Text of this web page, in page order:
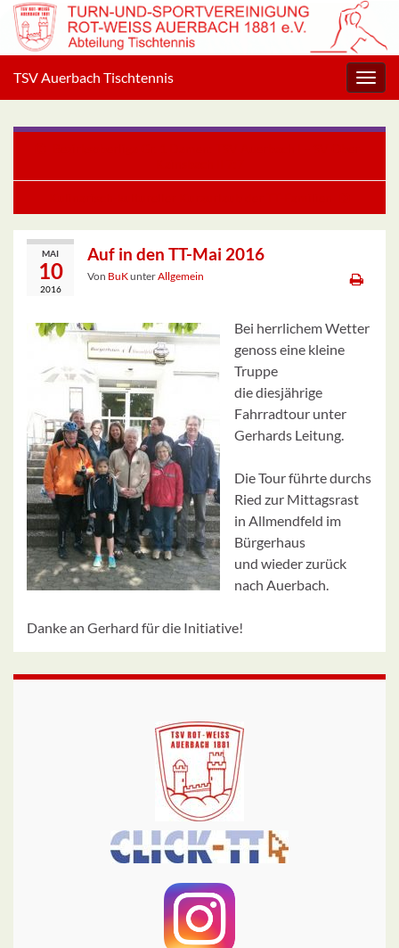
TSV Auerbach Tischtennis
MAI
10
2016
Auf in den TT-Mai 2016
Von BuKunterAllgemein
Bei herrlichem Wetter
genoss eine kleine
Truppe
die diesjährige
Fahrradtour unter
Gerhards Leitung.
Die Tour führte durchs
Ried zur Mittagsrast
in Allmendfeld im
Bürgerhaus
und wieder zurück
nach Auerbach.
Danke an Gerhard für die Initiative!